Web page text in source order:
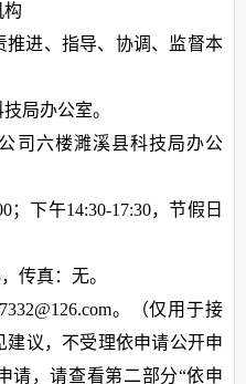
构
进、指导、协调、监督本
局办公室。
司六楼濉溪县科技局办公
；下午14:30-17:30，节假日
传真：无。
。（仅用于接
议，不受理依申请公开申
请，请查看第二部分“依申